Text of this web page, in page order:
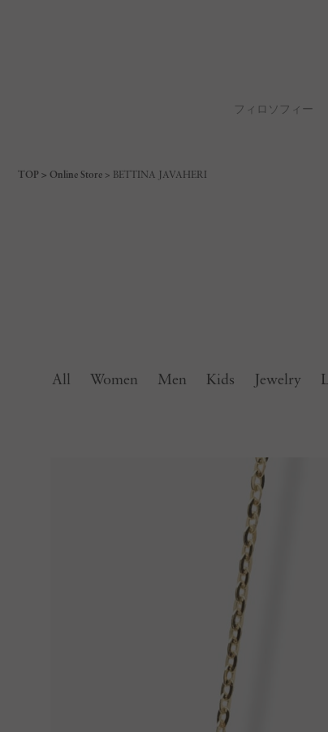
フィロソフィー
TOP Online Store BETTINA JAVAHERI
All Women Men Kids Jewelry